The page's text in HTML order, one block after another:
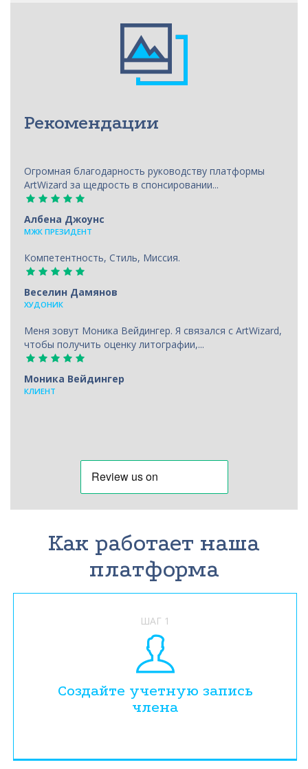
Рекомендации
Огромная благодарность руководству платформы
ArtWizard за щедрость в спонсировании...
Албена Джоунс
МЖК ПРЕЗИДЕНТ
Компетентность, Стиль, Миссия.
Веселин Дамянов
ХУДОНИК
Меня зовут Моника Вейдингер. Я связался с ArtWizard,
чтобы получить оценку литографии,...
Моника Вейдингер
КЛИЕНТ
Как работает наша
платформа
ШАГ 1
Создайте учетную запись
члена